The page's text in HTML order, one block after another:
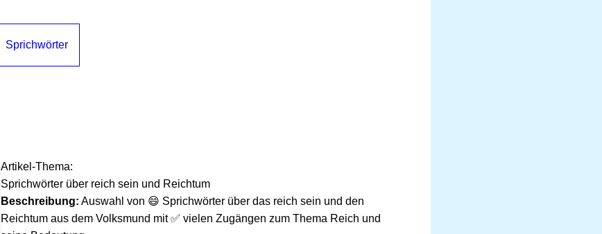
Sprichwörter
Artikel-Thema:
Sprichwörter über reich sein und Reichtum
Beschreibung: Auswahl von 😄 Sprichwörter über das reich sein und den
Reichtum aus dem Volksmund mit ✅ vielen Zugängen zum Thema Reich und